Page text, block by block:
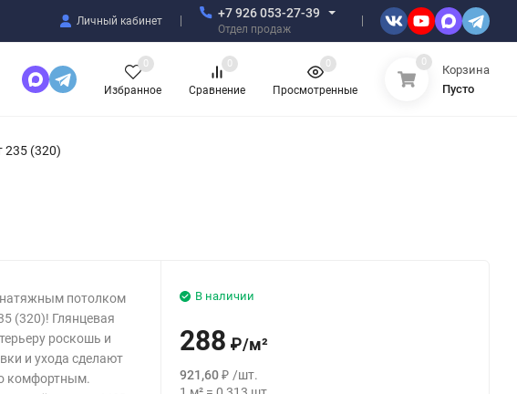
Личный кабинет
+7 926 053-27-39
Отдел продаж
Избранное
0
Сравнение
0
Просмотренные
0 0
Корзина
Пусто
235 (320)
натяжным потолком
(320)! Глянцевая
роскошь и
и ухода сделают
комфортным.
В наличии
288 ₽/м²
921,60₽ /шт.